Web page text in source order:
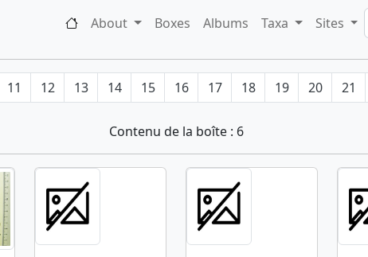
About Boxes Albums Taxa Sites
11 12 13 14 15 16 17 18 19 20 21
Contenu de la boîte : 6